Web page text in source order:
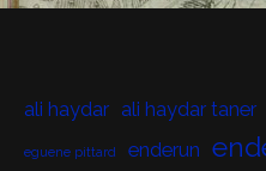
ali haydar ali haydar taner
eguene pittard enderun